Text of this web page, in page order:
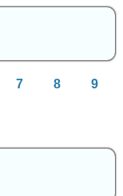
7 8 9